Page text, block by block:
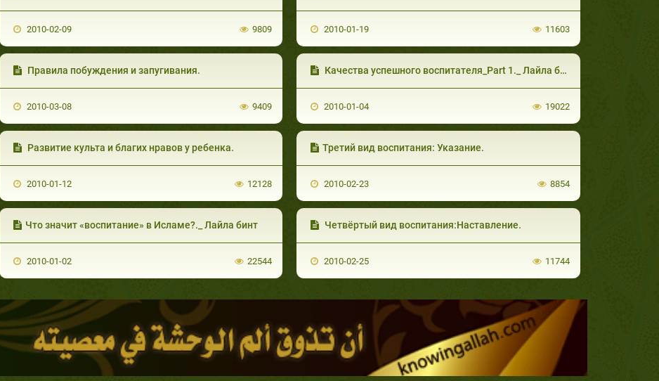
2010-02-09 9809 2010-01-19 11603
Правила побуждения и запугивания.
2010-03-08 9409
Качества успешного воспитателя_Part 1._ Лайла б
2010-01-04 19022
Развитие культа и благих нравов у ребенка.
2010-01-12 12128
Третий вид воспитания: Указание.
2010-02-23 8854
Что значит «воспитание» в Исламе?._ Лайла бинт
2010-01-02 22544
Четвёртый вид воспитания:Наставление.
2010-02-25 11744